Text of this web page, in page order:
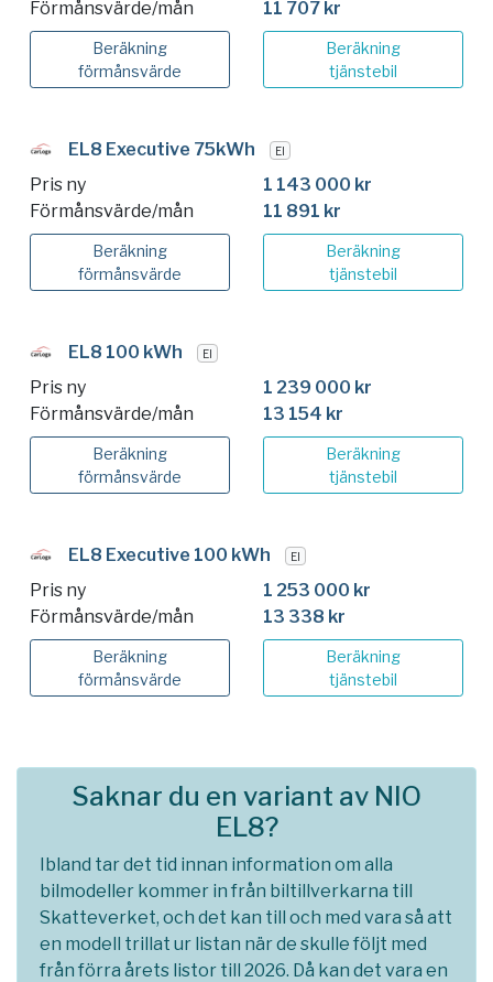
Förmånsvärde/mån 11 707 kr
Beräkning
förmånsvärde
Beräkning
tjänstebil
EL8 Executive 75kWh El
Pris ny
1 143 000 kr
Förmånsvärde/mån
11 891 kr
Beräkning
förmånsvärde
Beräkning
tjänstebil
EL8 100 kWh El
Pris ny
1 239 000 kr
Förmånsvärde/mån
13 154 kr
Beräkning
förmånsvärde
Beräkning
tjänstebil
EL8 Executive 100 kWh El
Pris ny
1 253 000 kr
Förmånsvärde/mån
13 338 kr
Beräkning
förmånsvärde
Beräkning
tjänstebil
Saknar du en variant av NIO
EL8?
Ibland tar det tid innan information om alla
bilmodeller kommer in från biltillverkarna till
Skatteverket, och det kan till och med vara så att
en modell trillat ur listan när de skulle följt med
från förra årets listor till 2026. Då kan det vara en